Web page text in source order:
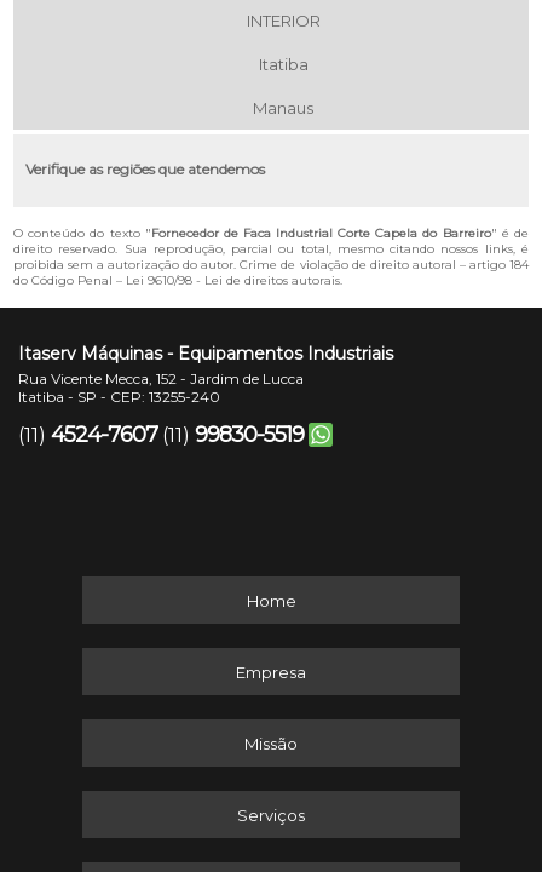
INTERIOR
Itatiba
Manaus
Verifique as regiões que atendemos
O conteúdo do texto "Fornecedor de Faca Industrial Corte Capela do Barreiro" é de
direito reservado. Sua reprodução, parcial ou total, mesmo citando nossos links, é
proibida sem a autorização do autor. Crime de violação de direito autoral – artigo 184
do Código Penal – Lei 9610/98 - Lei de direitos autorais.
Itaserv Máquinas - Equipamentos Industriais
Rua Vicente Mecca, 152 - Jardim de Lucca
Itatiba - SP - CEP: 13255-240
(11) 4524-7607 (11) 99830-5519
Home
Empresa
Missão
Serviços